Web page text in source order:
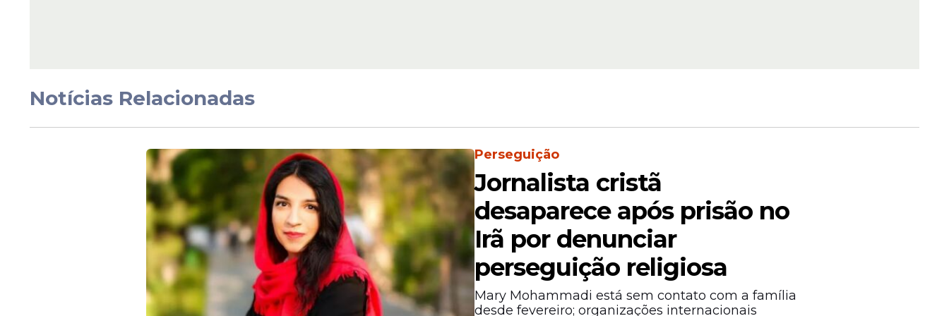
nomes mais recentes associados às punições aplicadas após os protestos que marcaram o início
Notícias Relacionadas
Perseguição
Jornalista cristã
desaparece após prisão no
Irã por denunciar
perseguição religiosa
Mary Mohammadi está sem contato com a família
desde fevereiro; organizações internacionais